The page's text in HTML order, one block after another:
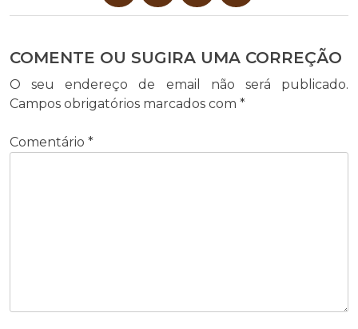
COMENTE OU SUGIRA UMA CORREÇÃO
O seu endereço de email não será publicado.
Campos obrigatórios marcados com *
Comentário *